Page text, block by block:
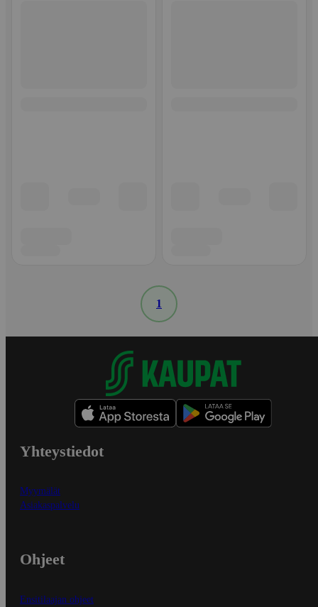
1
Yhteystiedot
Myymälät
Asiakaspalvelu
Ohjeet
Ensitilaajan ohjeet